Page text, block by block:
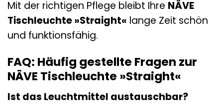
Mit der richtigen Pflege bleibt Ihre NÄVE
Tischleuchte »Straight« lange Zeit schön
und funktionsfähig.
FAQ: Häufig gestellte Fragen zur
NÄVE Tischleuchte »Straight«
Ist das Leuchtmittel austauschbar?